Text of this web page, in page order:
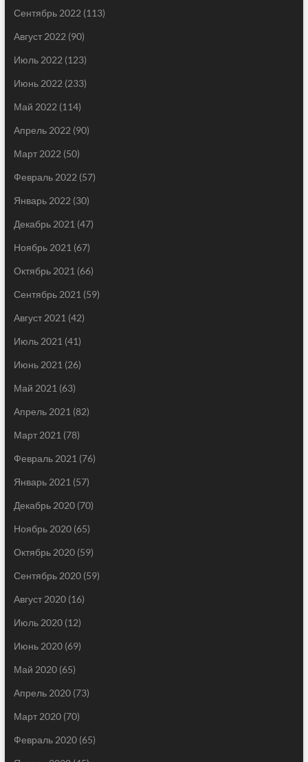
Сентябрь 2022 (113)
Август 2022 (90)
Июль 2022 (123)
Июнь 2022 (233)
Май 2022 (114)
Апрель 2022 (90)
Март 2022 (50)
Февраль 2022 (57)
Январь 2022 (30)
Декабрь 2021 (47)
Ноябрь 2021 (67)
Октябрь 2021 (66)
Сентябрь 2021 (59)
Август 2021 (42)
Июль 2021 (41)
Июнь 2021 (26)
Май 2021 (63)
Апрель 2021 (82)
Март 2021 (78)
Февраль 2021 (76)
Январь 2021 (57)
Декабрь 2020(70)
Ноябрь 2020(65)
Октябрь 2020(59)
Сентябрь 2020(59)
Август 2020(16)
Июль 2020(12)
Июнь 2020(69)
Май 2020(65)
Апрель 2020(73)
Март 2020(70)
Февраль 2020(65)